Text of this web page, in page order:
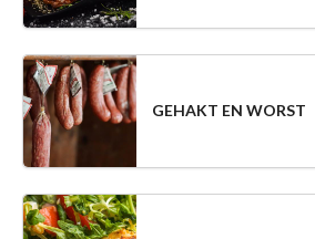
GEHAKT EN WORST